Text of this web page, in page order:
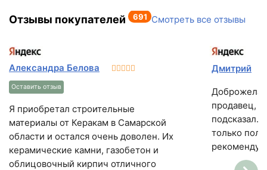
Отзывы покупателей 691 Смотреть все отзывы
Александра Белова
Оставить отзыв
Я приобретал строительные
материалы от Керакам в Самарской
области и остался очень доволен. Их
керамические камни, газобетон и
облицовочный кирпич отличного
Дмитрий
продавец, в
только